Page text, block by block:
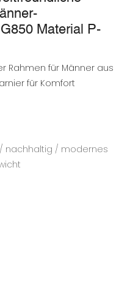
Material P-
Rahmen für Männer aus
für Komfort
nachhaltig / modernes